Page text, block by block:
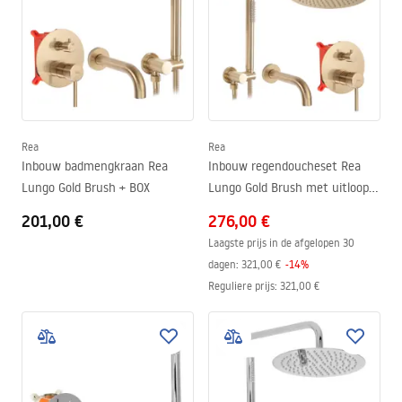
Rea
Inbouw badmengkraan Rea
Lungo Gold Brush + BOX
201,00 €
Rea
Inbouw regendoucheset Rea
Lungo Gold Brush met uitloop +
276,00 €
Laagste prijs in de afgelopen 30
dagen: 321,00 € -14%
Reguliere prijs: 321,00 €